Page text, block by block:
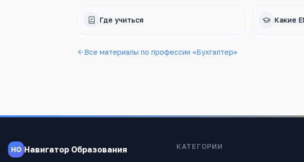
Где учиться Какие
Все материалы по профессии «Бухгалтер»
НО Навигатор Образования КАТЕГОРИИ